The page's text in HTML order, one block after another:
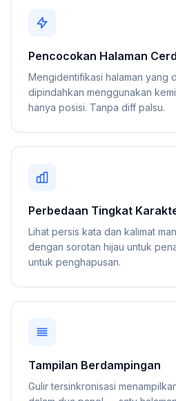
Pencocokan Halaman
Mengidentifikasi halaman yang
dipindahkan menggunakan
hanya posisi. Tanpa diff palsu.
Perbedaan Tingkat
Lihat persis kata dan kalimat
dengan sorotan hijau untuk
untuk penghapusan.
Tampilan Berdampingan
Gulir tersinkronisasi